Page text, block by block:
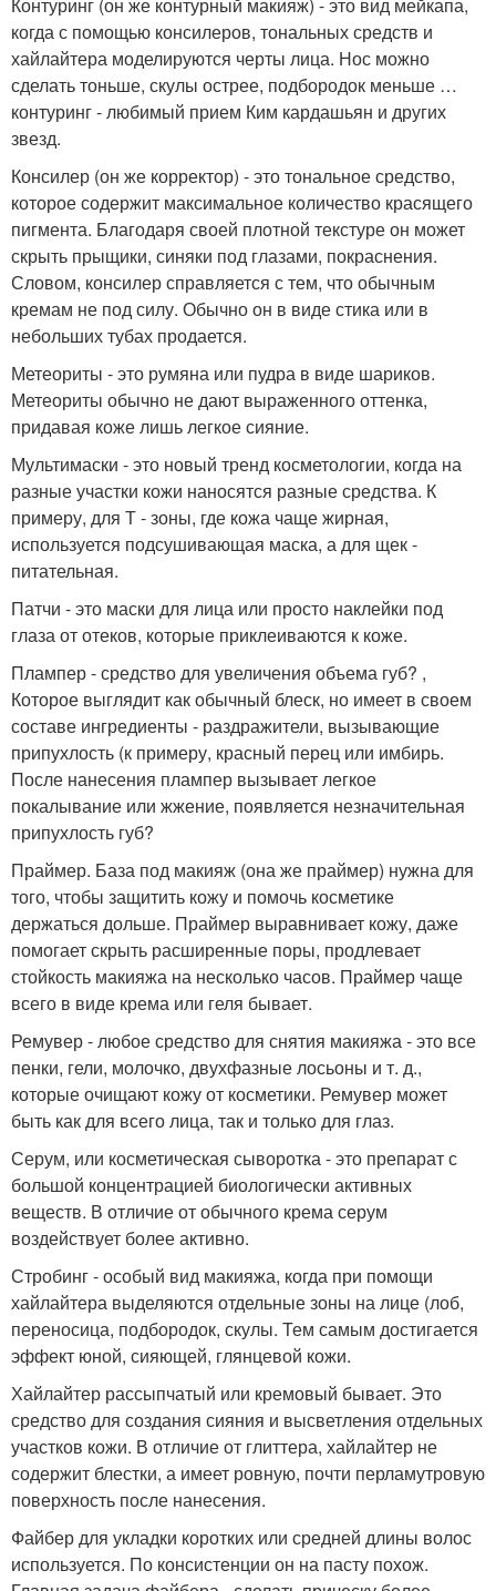
Контуринг (он же контурный макияж) - это вид мейкапа,
когда с помощью консилеров, тональных средств и
хайлайтера моделируются черты лица. Нос можно
сделать тоньше, скулы острее, подбородок меньше …
контуринг - любимый прием Ким кардашьян и других
звезд.
Консилер (он же корректор) - это тональное средство,
которое содержит максимальное количество красящего
пигмента. Благодаря своей плотной текстуре он может
скрыть прыщики, синяки под глазами, покраснения.
Словом, консилер справляется с тем, что обычным
кремам не под силу. Обычно он в виде стика или в
небольших тубах продается.
Метеориты - это румяна или пудра в виде шариков.
Метеориты обычно не дают выраженного оттенка,
придавая коже лишь легкое сияние.
Мультимаски - это новый тренд косметологии, когда на
разные участки кожи наносятся разные средства. К
примеру, для Т - зоны, где кожа чаще жирная,
используется подсушивающая маска, а для щек -
питательная.
Патчи - это маски для лица или просто наклейки под
глаза от отеков, которые приклеиваются к коже.
Плампер - средство для увеличения объема губ? ,
Которое выглядит как обычный блеск, но имеет в своем
составе ингредиенты - раздражители, вызывающие
припухлость (к примеру, красный перец или имбирь.
После нанесения плампер вызывает легкое
покалывание или жжение, появляется незначительная
припухлость губ?
Праймер. База под макияж (она же праймер) нужна для
того, чтобы защитить кожу и помочь косметике
держаться дольше. Праймер выравнивает кожу, даже
помогает скрыть расширенные поры, продлевает
стойкость макияжа на несколько часов. Праймер чаще
всего в виде крема или геля бывает.
Ремувер - любое средство для снятия макияжа - это все
пенки, гели, молочко, двухфазные лосьоны и т. д.,
которые очищают кожу от косметики. Ремувер может
быть как для всего лица, так и только для глаз.
Серум, или косметическая сыворотка - это препарат с
большой концентрацией биологически активных
веществ. В отличие от обычного крема серум
воздействует более активно.
Стробинг - особый вид макияжа, когда при помощи
хайлайтера выделяются отдельные зоны на лице (лоб,
переносица, подбородок, скулы. Тем самым достигается
эффект юной, сияющей, глянцевой кожи.
Хайлайтер рассыпчатый или кремовый бывает. Это
средство для создания сияния и высветления отдельных
участков кожи. В отличие от глиттера, хайлайтер не
содержит блестки, а имеет ровную, почти перламутровую
поверхность после нанесения.
Файбер для укладки коротких или средней длины волос
используется. По консистенции он на пасту похож.